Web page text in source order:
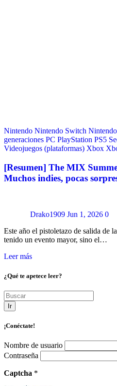
Nintendo Nintendo Switch
generaciones PC PlayStation PS5
Videojuegos (plataformas) Xbox
[Resumen] The MIX
Muchos indies, pocas
Drako1909 Jun 1, 2026 0
Este año el pistoletazo de salida de
tenido un evento mayor, sino el…
Leer más
¿Qué te apetece leer?
Ir
¡Conéctate!
Nombre de usuario
Contraseña
Captcha *